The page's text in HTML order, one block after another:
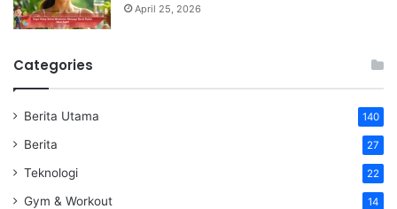
April 25, 2026
Categories
Berita Utama 140
Berita 27
Teknologi 22
Gym & Workout 14